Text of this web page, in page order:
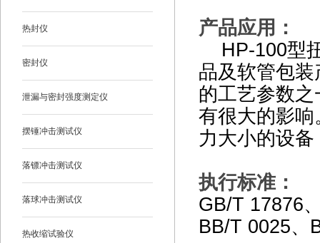
热封仪
密封仪
泄漏与密封强度测定仪
摆锤冲击测试仪
落镖冲击测试仪
落球冲击测试仪
热收缩试验仪
产品应用：
HP-100型
品及软管包
的工艺参数
有很大的影
力大小的设
执行标准：
GB/T 17876
BB/T 0025、